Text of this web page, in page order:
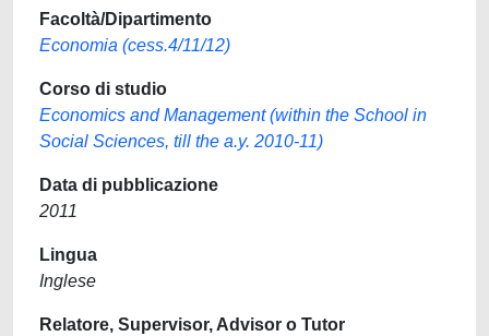
Facoltà/Dipartimento
Economia (cess.4/11/12)
Corso di studio
Economics and Management (within the School in
Social Sciences, till the a.y. 2010-11)
Data di pubblicazione
2011
Lingua
Inglese
Relatore, Supervisor, Advisor o Tutor